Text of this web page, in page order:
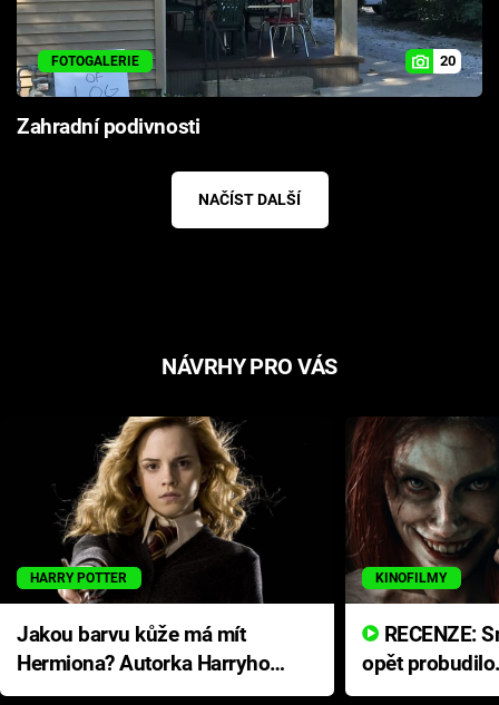
FOTOGALERIE 20
Zahradní podivnosti
NAČÍST DALŠÍ
NÁVRHY PRO VÁS
HARRY POTTER
Jakou barvu kůže má mít
Hermiona? Autorka Harryho
Pottera přišla s ráznou
KINOFILMY
opět
přichází s